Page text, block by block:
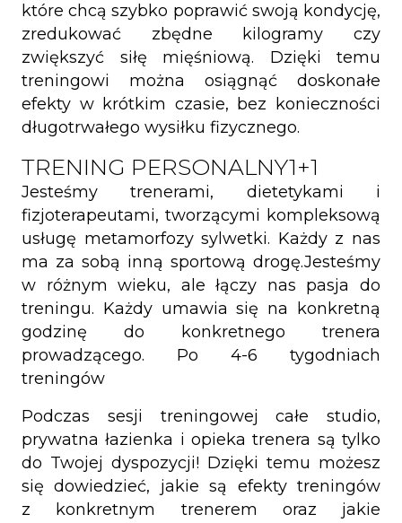
które chcą szybko poprawić swoją kondycję,
zredukować zbędne kilogramy czy
zwiększyć siłę mięśniową. Dzięki temu
treningowi można osiągnąć doskonałe
efekty w krótkim czasie, bez konieczności
długotrwałego wysiłku fizycznego.
TRENING PERSONALNY1+1
Jesteśmy trenerami, dietetykami i
fizjoterapeutami, tworzącymi kompleksową
usługę metamorfozy sylwetki. Każdy z nas
ma za sobą inną sportową drogę.Jesteśmy
w różnym wieku, ale łączy nas pasja do
treningu. Każdy umawia się na konkretną
godzinę do konkretnego trenera
prowadzącego. Po 4-6 tygodniach
treningów
Podczas sesji treningowej całe studio,
prywatna łazienka i opieka trenera są tylko
do Twojej dyspozycji! Dzięki temu możesz
się dowiedzieć, jakie są efekty treningów
z konkretnym trenerem oraz jakie